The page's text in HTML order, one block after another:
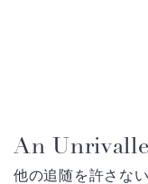
An
他の追随を許さな